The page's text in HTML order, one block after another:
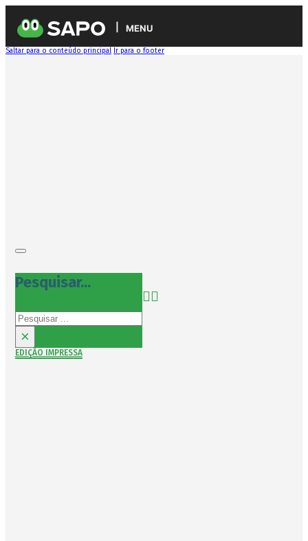
MENU
Saltar para o conteúdo principal Ir para o footer
Pesquisar...
Pesquisar
×
EDIÇÃO IMPRESSA